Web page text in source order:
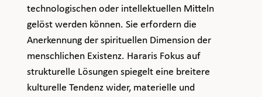
technologischen oder intellektuellen Mitteln
gelöst werden können. Sie erfordern die
Anerkennung der spirituellen Dimension der
menschlichen Existenz. Hararis Fokus auf
strukturelle Lösungen spiegelt eine breitere
kulturelle Tendenz wider, materielle und